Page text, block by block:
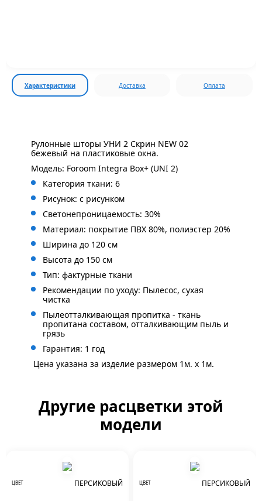
Характеристики Доставка Оплата
Рулонные шторы УНИ 2 Скрин NEW 02
бежевый на пластиковые окна.
Модель: Foroom Integra Box+ (UNI 2)
Категория ткани: 6
Рисунок: с рисунком
Светонепроницаемость: 30%
Материал: покрытие ПВХ 80%, полиэстер 20%
Ширина до 120 см
Высота до 150 см
Тип: фактурные ткани
Рекомендации по уходу: Пылесос, сухая
чистка
Пылеотталкивающая пропитка - ткань
пропитана составом, отталкивающим пыль и
грязь
Гарантия: 1 год
Цена указана за изделие размером 1м. x 1м.
Другие расцветки этой
модели
ЦВЕТ ПЕРСИКОВЫЙ ЦВЕТ ПЕРСИКОВЫЙ